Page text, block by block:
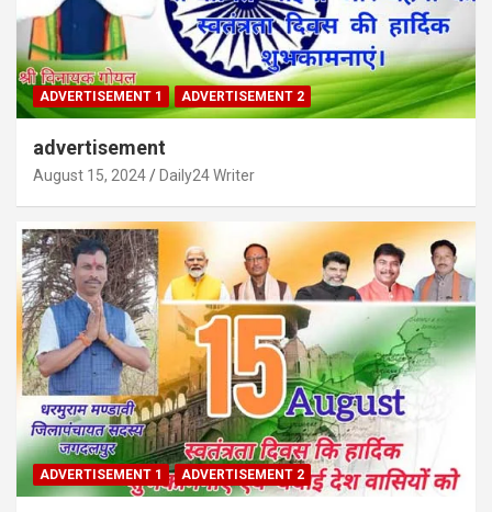
ADVERTISEMENT 1 ADVERTISEMENT 2
advertisement
August 15, 2024 Daily24 Writer
ADVERTISEMENT 1 ADVERTISEMENT 2